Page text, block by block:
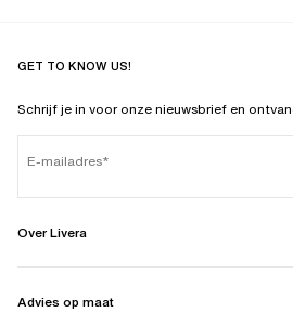
GET TO KNOW US!
Schrijf je in voor onze nieuwsbrief en
E-mailadres
Over Livera
Advies op maat